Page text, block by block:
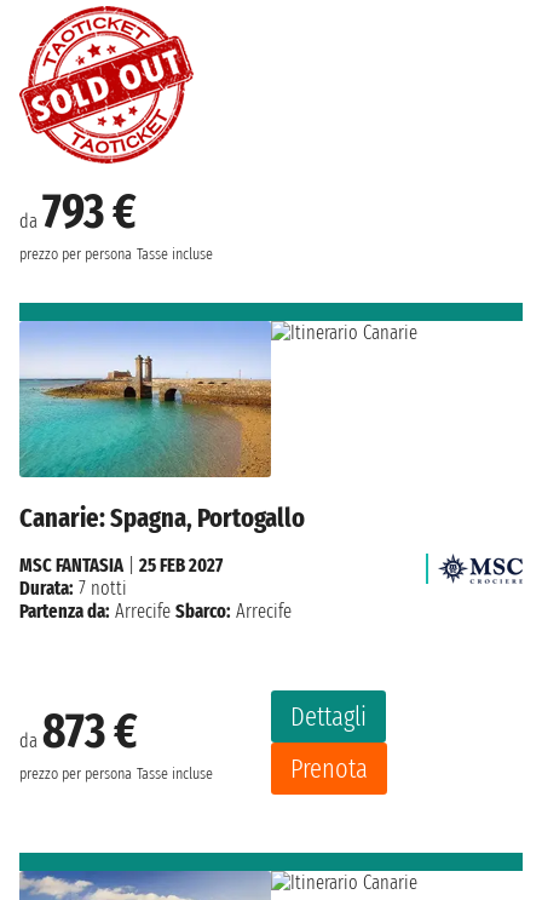
da 793 €
prezzo per persona Tasse incluse
Canarie: Spagna, Portogallo
da 873 €
prezzo per persona Tasse incluse
Dettagli
Prenota
MSC FANTASIA| 25 FEB 2027
Durata: 7 notti
Partenza da: Arrecife Sbarco: Arrecife